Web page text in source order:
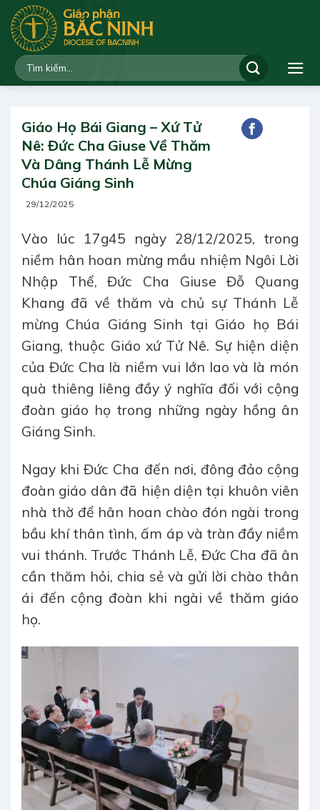
qua
dung
Giáo Họ Bái Giang – Xứ Tử
Nê: Đức Cha Giuse Về Thăm
Và Dâng Thánh Lễ Mừng
Chúa Giáng Sinh
29/12/2025
Vào lúc 17g45 ngày 28/12/2025, trong
niềm hân hoan mừng mầu nhiệm Ngôi Lời
Nhập Thể, Đức Cha Giuse Đỗ Quang
Khang đã về thăm và chủ sự Thánh Lễ
mừng Chúa Giáng Sinh tại Giáo họ Bái
Giang, thuộc Giáo xứ Tử Nê. Sự hiện diện
của Đức Cha là niềm vui lớn lao và là món
quà thiêng liêng đầy ý nghĩa đối với cộng
đoàn giáo họ trong những ngày hồng ân
Giáng Sinh.
Ngay khi Đức Cha đến nơi, đông đảo cộng
đoàn giáo dân đã hiện diện tại khuôn viên
nhà thờ để hân hoan chào đón ngài trong
bầu khí thân tình, ấm áp và tràn đầy niềm
vui thánh. Trước Thánh Lễ, Đức Cha đã ân
cần thăm hỏi, chia sẻ và gửi lời chào thân
ái đến cộng đoàn khi ngài về thăm giáo
họ.